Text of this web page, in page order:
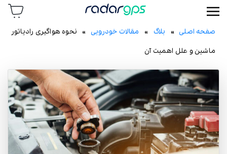
رادار جی پی اس
صفحه اصلی» بلاگ » مقالات خودرویی » نحوه هواگیری رادیاتور
ماشین و علل اهمیت آن